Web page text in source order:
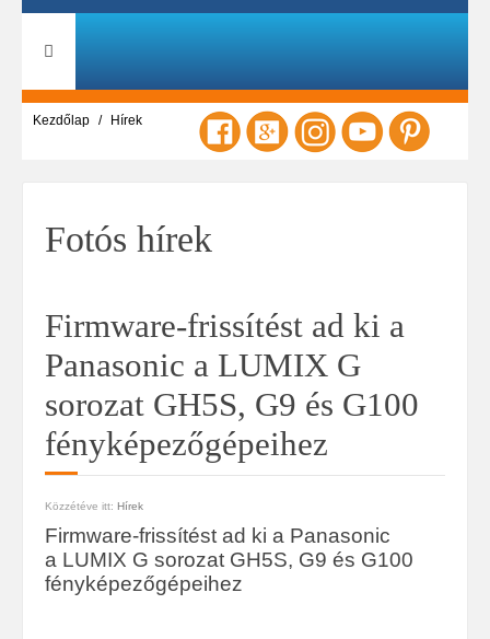
Kezdőlap Hírek
Fotós hírek
Firmware-frissítést ad ki a
Panasonic a LUMIX G
sorozat GH5S, G9 és G100
fényképezőgépeihez
Közzétéve itt: Hírek
Firmware-frissítést ad ki a Panasonic
a LUMIX G sorozat GH5S, G9 és G100
fényképezőgépeihez